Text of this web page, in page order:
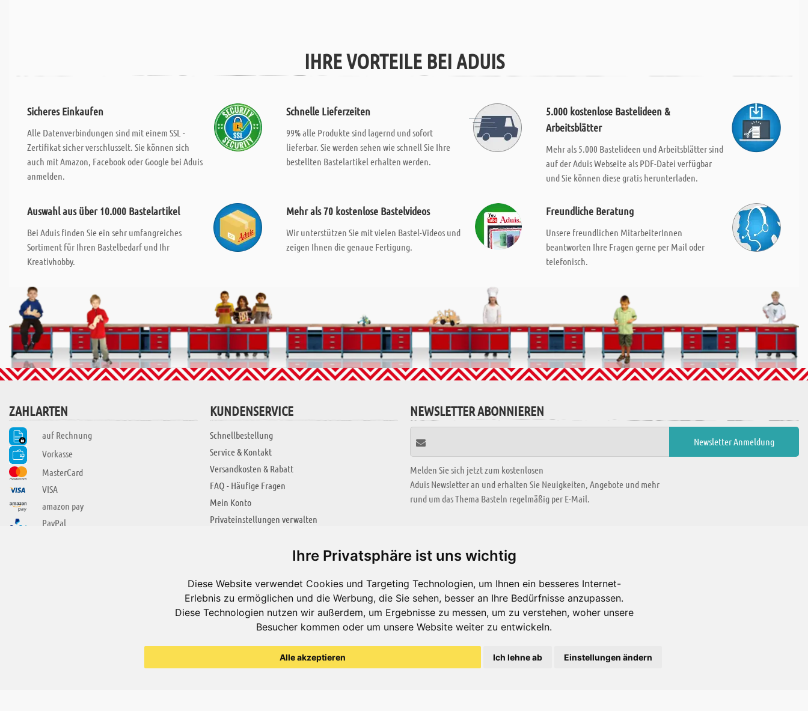
Ihre Privatsphäre ist uns wichtig
Diese Website verwendet Cookies und Targeting Technologien, um Ihnen ein besseres Internet-
Erlebnis zu ermöglichen und die Werbung, die Sie sehen, besser an Ihre Bedürfnisse anzupassen.
Diese Technologien nutzen wir außerdem, um Ergebnisse zu messen, um zu verstehen, woher unsere
Besucher kommen oder um unsere Website weiter zu entwickeln.
Alle akzeptieren Ich lehne ab Einstellungen ändern
IHRE VORTEILE BEI ADUIS
Sicheres Einkaufen
Alle Datenverbindungen sind mit einem SSL -
Zertifikat sicher verschlusselt. Sie können sich
auch mit Amazon, Facebook oder Google bei Aduis
anmelden.
Schnelle Lieferzeiten
99% alle Produkte sind lagernd und sofort
lieferbar. Sie werden sehen wie schnell Sie Ihre
bestellten Bastelartikel erhalten werden.
5.000 kostenlose Bastelideen &
Arbeitsblätter
Mehr als 5.000 Bastelideen und Arbeitsblätter sind
auf der Aduis Webseite als PDF-Datei verfügbar
und Sie können diese gratis herunterladen.
Auswahl aus über 10.000 Bastelartikel
Bei Aduis finden Sie ein sehr umfangreiches
Sortiment für Ihren Bastelbedarf und Ihr
Kreativhobby.
Mehr als 70 kostenlose Bastelvideos
Wir unterstützen Sie mit vielen Bastel-Videos und
zeigen Ihnen die genaue Fertigung.
Freundliche Beratung
Unsere freundlichen MitarbeiterInnen
beantworten Ihre Fragen gerne per Mail oder
telefonisch.
ZAHLARTEN
auf Rechnung
Vorkasse
MasterCard
VISA
amazon pay
PayPal
KUNDENSERVICE
Schnellbestellung
Service & Kontakt
Versandkosten & Rabatt
FAQ - Häufige Fragen
Mein Konto
Privateinstellungen verwalten
NEWSLETTER ABONNIEREN
Melden Sie sich jetzt zum kostenlosen
Aduis Newsletter an und erhalten Sie Neuigkeiten, Angebote und mehr
rund um das Thema Basteln regelmäßig per E-Mail.
Jobs
Impressum
Datenschutzerklärung
KREATIV ZONE
Alle Videos
Bastelideen
Arbeitsblätter
Es gibt uns auch in